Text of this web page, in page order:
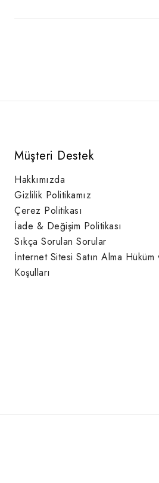
Müşteri Destek
Hakkımızda
Gizlilik Politikamız
Çerez Politikası
İade & Değişim Politikası
Sıkça Sorulan Sorular
İnternet Sitesi Satın Alma Hüküm
Koşulları